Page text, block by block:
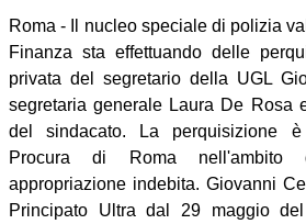
Roma - Il nucleo speciale di polizia
Finanza sta effettuando delle
privata del segretario della UGL
segretaria generale Laura De Rosa
del sindacato. La perquisizione
Procura di Roma nell'ambito
appropriazione indebita. Giovanni
Principato Ultra dal 29 maggio